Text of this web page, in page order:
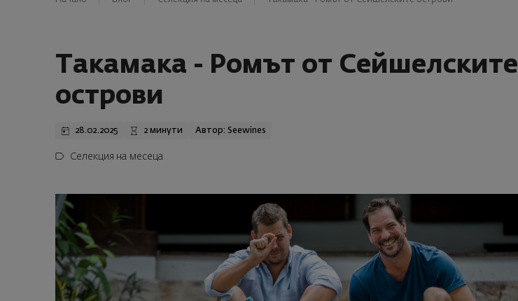
Tакамака - Ромът от Сейшелските
острови
28.02.2025 2 минути Автор: Seewines
Селекция на месеца